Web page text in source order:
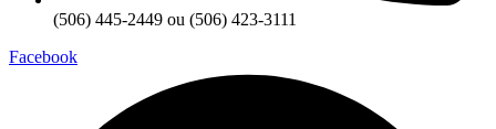
(506) 445-2449 ou (506) 423-3111
Facebook